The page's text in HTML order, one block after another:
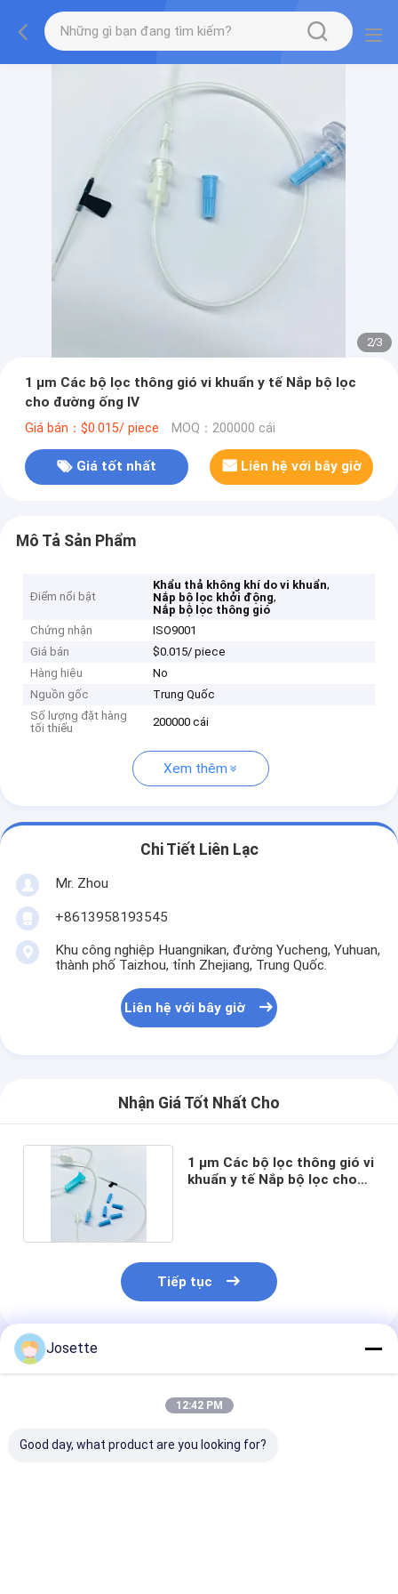
2/3
1 μm Các bộ lọc thông gió vi khuẩn y tế Nắp bộ lọc
cho đường ống IV
Giá bán：$0.015/ piece MOQ：200000 cái
Giá tốt nhất Liên hệ với bây giờ
Mô Tả Sản Phẩm
Điểm nổi bật
Khẩu thả không khí do vi khuẩn,
Nắp bộ lọc khởi động,
Nắp bộ lọc thông gió
Chứng nhận
ISO9001
Giá bán
$0.015/ piece
Hàng hiệu
No
Nguồn gốc
Trung Quốc
Số lượng đặt hàng
tối thiểu
200000 cái
Xem thêm
Chi Tiết Liên Lạc
Mr. Zhou
+8613958193545
Khu công nghiệp Huangnikan, đường Yucheng, Yuhuan,
thành phố Taizhou, tỉnh Zhejiang, Trung Quốc.
Liên hệ với bây giờ
Nhận Giá Tốt Nhất Cho
1 μm Các bộ lọc thông gió vi
khuẩn y tế Nắp bộ lọc cho
Tiếp tục
Sản Phẩm Khuyến Cáo
Josette
12:42 PM
Good day, what product are you looking for?